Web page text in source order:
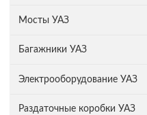
Мосты УАЗ
Багажники УАЗ
Электрооборудование УАЗ
Раздаточные коробки УАЗ